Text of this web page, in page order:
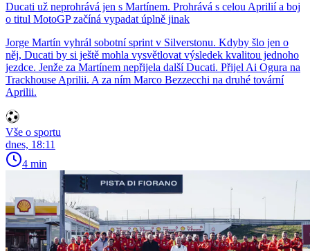
Ducati už neprohrává jen s Martínem. Prohrává s celou Aprilií a boj
o titul MotoGP začíná vypadat úplně jinak
Jorge Martín vyhrál sobotní sprint v Silverstonu. Kdyby šlo jen o
něj, Ducati by si ještě mohla vysvětlovat výsledek kvalitou jednoho
jezdce. Jenže za Martínem nepřijela další Ducati. Přijel Ai Ogura na
Trackhouse Aprilii. A za ním Marco Bezzecchi na druhé tovární
Aprilii.
Vše o sportu
dnes, 18:11
4 min